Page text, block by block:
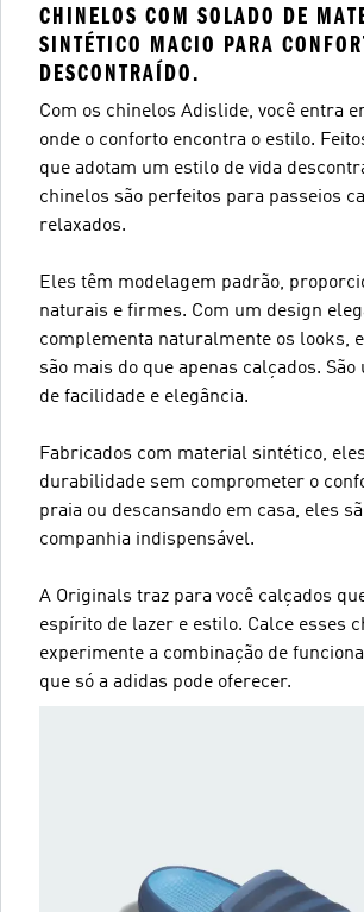
CHINELOS COM SOLADO DE
SINTÉTICO MACIO PARA
DESCONTRAÍDO.
Com os chinelos Adislide, você entra
onde o conforto encontra o estilo.
que adotam um estilo de vida
chinelos são perfeitos para passeios
relaxados.
Eles têm modelagem padrão,
naturais e firmes. Com um design
complementa naturalmente os looks,
são mais do que apenas calçados.
de facilidade e elegância.
Fabricados com material sintético,
durabilidade sem comprometer o
praia ou descansando em casa, eles
companhia indispensável.
A Originals traz para você calçados
espírito de lazer e estilo. Calce esses
experimente a combinação de
que só a adidas pode oferecer.